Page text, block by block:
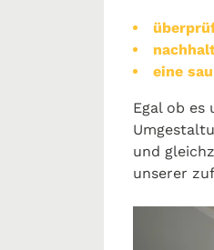
eine
Egal ob es
und
unserer